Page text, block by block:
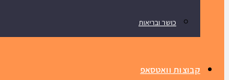
כושר ובריאות
קבוצות וואטסאפ